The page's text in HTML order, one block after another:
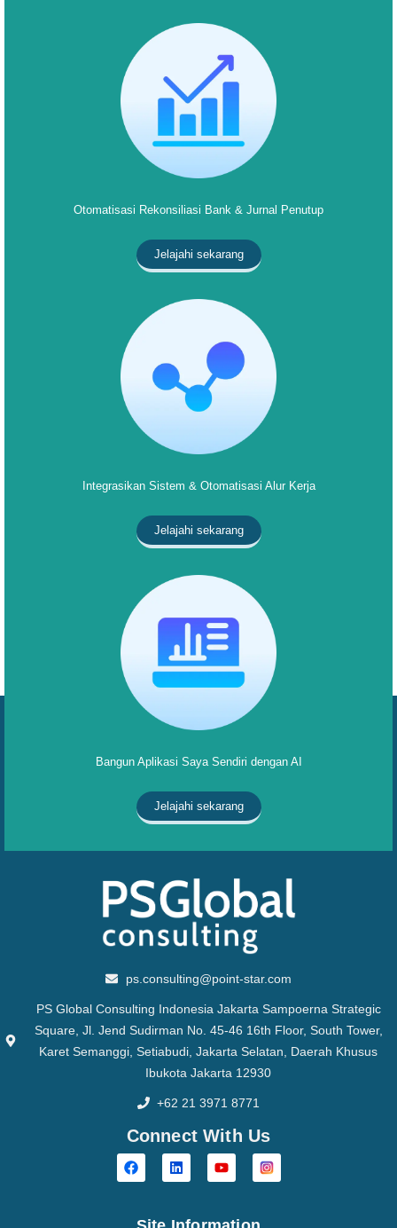
Otomatisasi Rekonsiliasi Bank & Jurnal Penutup
Jelajahi sekarang
Integrasikan Sistem & Otomatisasi Alur Kerja
Jelajahi sekarang
Bangun Aplikasi Saya Sendiri dengan AI
Jelajahi sekarang
ps.consulting@point-star.com
PS Global Consulting Indonesia Jakarta Sampoerna Strategic
Square, Jl. Jend Sudirman No. 45-46 16th Floor, South Tower,
Karet Semanggi, Setiabudi, Jakarta Selatan, Daerah Khusus
Ibukota Jakarta 12930
+62 21 3971 8771
Connect With Us